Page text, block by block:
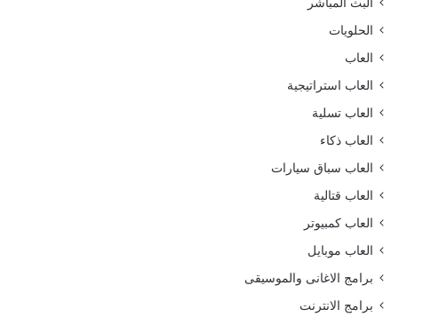
الحلويات
العاب
العاب استراتيجية
العاب تسلية
العاب ذكاء
العاب سباق سيارات
العاب قتالية
العاب كمبيوتر
العاب موبايل
برامج الاغانى والموسيقى
برامج الانترنت